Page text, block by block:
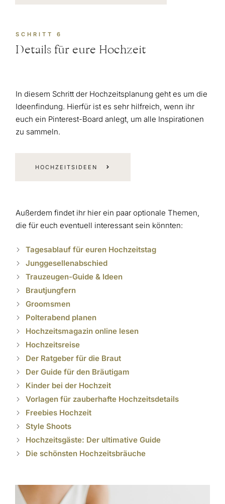
SCHRITT 6
Details für eure Hochzeit
In diesem Schritt der Hochzeitsplanung geht es um die
Ideenfindung. Hierfür ist es sehr hilfreich, wenn ihr
euch ein Pinterest-Board anlegt, um alle Inspirationen
zu sammeln.
HOCHZEITSIDEEN
Außerdem findet ihr hier ein paar optionale Themen,
die für euch eventuell interessant sein könnten:
Tagesablauf für euren Hochzeitstag
Junggesellenabschied
Trauzeugen-Guide & Ideen
Brautjungfern
Groomsmen
Polterabend planen
Hochzeitsmagazin online lesen
Hochzeitsreise
Der Ratgeber für die Braut
Der Guide für den Bräutigam
Kinder bei der Hochzeit
Vorlagen für zauberhafte Hochzeitsdetails
Freebies Hochzeit
Style Shoots
Hochzeitsgäste: Der ultimative Guide
Die schönsten Hochzeitsbräuche